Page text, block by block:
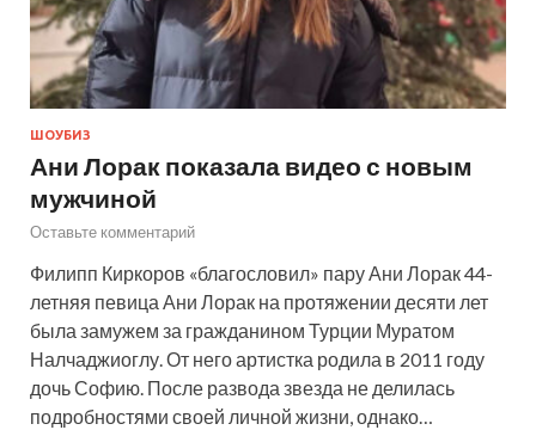
ШОУБИЗ
Ани Лорак показала видео с новым
мужчиной
Оставьте комментарий
Филипп Киркоров «благословил» пару Ани Лорак 44-
летняя певица Ани Лорак на протяжении десяти лет
была замужем за гражданином Турции Муратом
Налчаджиоглу. От него артистка родила в 2011 году
дочь Софию. После развода звезда не делилась
подробностями своей личной жизни, однако…